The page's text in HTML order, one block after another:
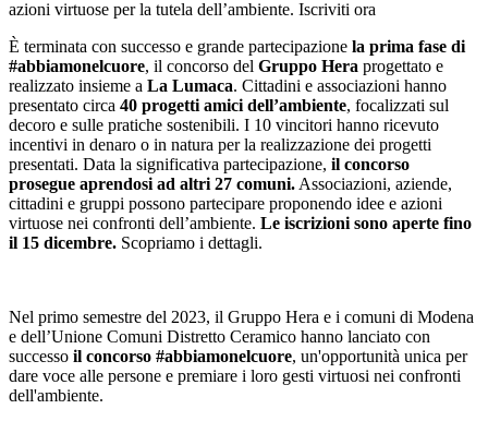
azioni virtuose per la tutela dell’ambiente. Iscriviti ora
È terminata con successo e grande partecipazione la prima fase di
#abbiamonelcuore, il concorso del Gruppo Hera progettato e
realizzato insieme a La Lumaca. Cittadini e associazioni hanno
presentato circa 40 progetti amici dell’ambiente, focalizzati sul
decoro e sulle pratiche sostenibili. I 10 vincitori hanno ricevuto
incentivi in denaro o in natura per la realizzazione dei progetti
presentati. Data la significativa partecipazione, il concorso
prosegue aprendosi ad altri 27 comuni. Associazioni, aziende,
cittadini e gruppi possono partecipare proponendo idee e azioni
virtuose nei confronti dell’ambiente. Le iscrizioni sono aperte fino
il 15 dicembre. Scopriamo i dettagli.
Nel primo semestre del 2023, il Gruppo Hera e i comuni di Modena
e dell’Unione Comuni Distretto Ceramico hanno lanciato con
successo il concorso #abbiamonelcuore, un'opportunità unica per
dare voce alle persone e premiare i loro gesti virtuosi nei confronti
dell'ambiente.